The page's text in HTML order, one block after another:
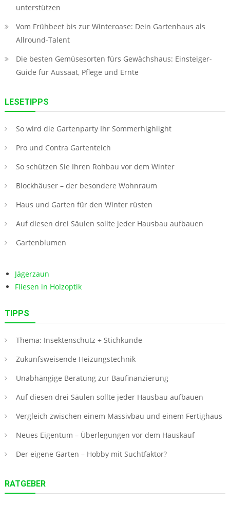
unterstützen
Vom Frühbeet bis zur Winteroase: Dein Gartenhaus als
Allround-Talent
Die besten Gemüsesorten fürs Gewächshaus: Einsteiger-
Guide für Aussaat, Pflege und Ernte
LESETIPPS
So wird die Gartenparty Ihr Sommerhighlight
Pro und Contra Gartenteich
So schützen Sie Ihren Rohbau vor dem Winter
Blockhäuser – der besondere Wohnraum
Haus und Garten für den Winter rüsten
Auf diesen drei Säulen sollte jeder Hausbau aufbauen
Gartenblumen
Jägerzaun
Fliesen in Holzoptik
TIPPS
Thema: Insektenschutz + Stichkunde
Zukunfsweisende Heizungstechnik
Unabhängige Beratung zur Baufinanzierung
Auf diesen drei Säulen sollte jeder Hausbau aufbauen
Vergleich zwischen einem Massivbau und einem Fertighaus
Neues Eigentum – Überlegungen vor dem Hauskauf
Der eigene Garten – Hobby mit Suchtfaktor?
RATGEBER